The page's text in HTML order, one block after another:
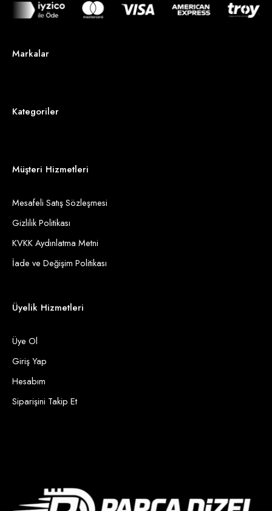
Markalar
Kategoriler
Müşteri Hizmetleri
Mesafeli Satış Sözleşmesi
Gizlilik Politikası
KVKK Aydınlatma Metni
İade ve Değişim Politikası
Üyelik Hizmetleri
Üye Ol
Giriş Yap
Hesabım
Siparişini Takip Et